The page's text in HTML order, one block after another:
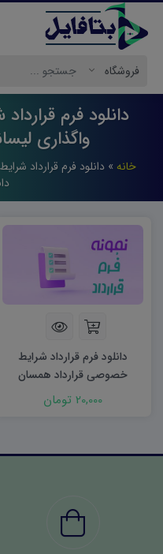
دانلود فرم
واگذاری
خانه »دانلود فرم قرارداد
دانلود فرم قرارداد شرایط
خصوصی قرارداد همسان
ساختمان و نصب ( C )
20,000 تومان